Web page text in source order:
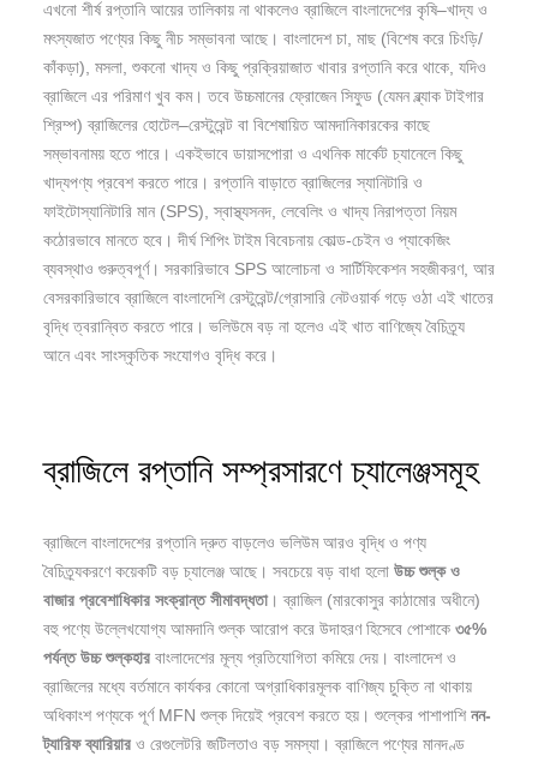
এখনো শীর্ষ রপ্তানি আয়ের তালিকায় না থাকলেও ব্রাজিলে বাংলাদেশের কৃষি–খাদ্য ও
মৎস্যজাত পণ্যের কিছু নীচ সম্ভাবনা আছে। বাংলাদেশ চা, মাছ (বিশেষ করে চিংড়ি/
কাঁকড়া), মসলা, শুকনো খাদ্য ও কিছু প্রক্রিয়াজাত খাবার রপ্তানি করে থাকে, যদিও
ব্রাজিলে এর পরিমাণ খুব কম। তবে উচ্চমানের ফ্রোজেন সিফুড (যেমন ব্ল্যাক টাইগার
শ্রিম্প) ব্রাজিলের হোটেল–রেস্টুরেন্ট বা বিশেষায়িত আমদানিকারকের কাছে
সম্ভাবনাময় হতে পারে। একইভাবে ডায়াসপোরা ও এথনিক মার্কেট চ্যানেলে কিছু
খাদ্যপণ্য প্রবেশ করতে পারে। রপ্তানি বাড়াতে ব্রাজিলের স্যানিটারি ও
ফাইটোস্যানিটারি মান (SPS), স্বাস্থ্যসনদ, লেবেলিং ও খাদ্য নিরাপত্তা নিয়ম
কঠোরভাবে মানতে হবে। দীর্ঘ শিপিং টাইম বিবেচনায় কোল্ড-চেইন ও প্যাকেজিং
ব্যবস্থাও গুরুত্বপূর্ণ। সরকারিভাবে SPS আলোচনা ও সার্টিফিকেশন সহজীকরণ, আর
বেসরকারিভাবে ব্রাজিলে বাংলাদেশি রেস্টুরেন্ট/গ্রোসারি নেটওয়ার্ক গড়ে ওঠা এই খাতের
বৃদ্ধি ত্বরান্বিত করতে পারে। ভলিউমে বড় না হলেও এই খাত বাণিজ্যে বৈচিত্র্য
আনে এবং সাংস্কৃতিক সংযোগও বৃদ্ধি করে।
ব্রাজিলে রপ্তানি সম্প্রসারণে চ্যালেঞ্জসমূহ
ব্রাজিলে বাংলাদেশের রপ্তানি দ্রুত বাড়লেও ভলিউম আরও বৃদ্ধি ও পণ্য
বৈচিত্র্যকরণে কয়েকটি বড় চ্যালেঞ্জ আছে। সবচেয়ে বড় বাধা হলো উচ্চশুল্কও
বাজার প্রবেশাধিকার সংক্রান্তসীমাবদ্ধতা। ব্রাজিল (মারকোসুর কাঠামোর অধীনে)
বহু পণ্যে উল্লেখযোগ্য আমদানি শুল্ক আরোপ করে উদাহরণ হিসেবে পোশাকে ৩৫%
পর্যন্তউচ্চশুল্কহার বাংলাদেশের মূল্য প্রতিযোগিতা কমিয়ে দেয়। বাংলাদেশ ও
ব্রাজিলের মধ্যে বর্তমানে কার্যকর কোনো অগ্রাধিকারমূলক বাণিজ্য চুক্তি না থাকায়
অধিকাংশ পণ্যকে পূর্ণ MFN শুল্ক দিয়েই প্রবেশ করতে হয়। শুল্কের পাশাপাশি নন-
ট্যারিফব্যারিয়ার ও রেগুলেটরি জটিলতাও বড় সমস্যা। ব্রাজিলে পণ্যের মানদণ্ড